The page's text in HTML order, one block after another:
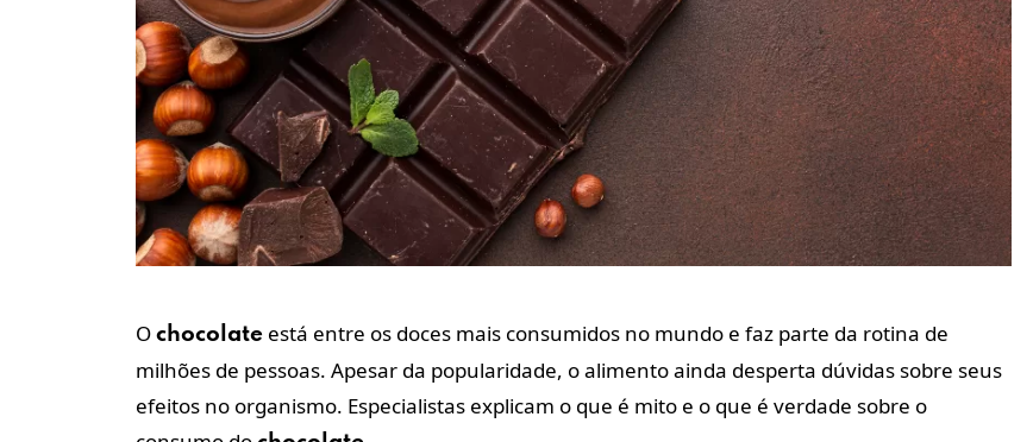
O chocolate está entre os doces mais consumidos no mundo e faz parte da rotina de
milhões de pessoas. Apesar da popularidade, o alimento ainda desperta dúvidas sobre seus
efeitos no organismo. Especialistas explicam o que é mito e o que é verdade sobre o